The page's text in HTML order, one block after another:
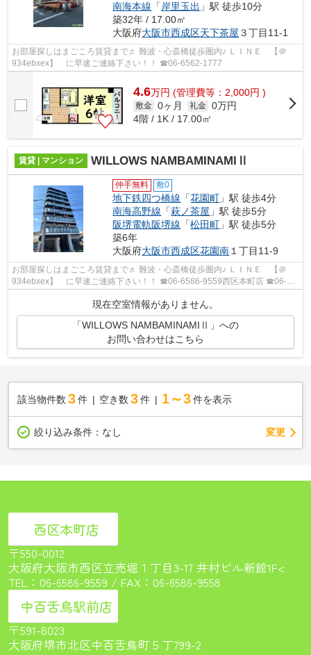
南海本線 「岸里玉出 」駅 徒歩10分
築32年 / 17.00㎡
大阪府大阪市西成区天下茶屋 ３丁目11-1
お部屋探しはまごころ賃貸まで♬ 難波・心斎橋徒歩圏内♪ ＬＩＮＥ 【＠
934ebxex】 に早速ご連絡下さい！！ ☎06-6562-1777
4.6万円 (管理費等：2,000円 )
敷金 0ヶ月 礼金 0万円
4階 / 1K / 17.00㎡
賃貸 | マンション WILLOWS NAMBAMINAMIⅡ
仲手無料 敷0
地下鉄四つ橋線 「花園町 」駅 徒歩4分
南海高野線 「萩ノ茶屋 」駅 徒歩5分
阪堺電軌阪堺線 「松田町 」駅 徒歩5分
築6年
大阪府大阪市西成区花園南１丁目11-9
お部屋探しはまごころ賃貸まで♬ 難波・心斎橋徒歩圏内♪ ＬＩＮＥ 【＠
934ebxex】 に早速ご連絡下さい！！ ☎06-6586-9559西区本町店 ☎06-
現在空室情報がありません。
「WILLOWS NAMBAMINAMIⅡ」への
お問い合わせはこちら
該当物件数 3件 空き数 3 件 1～3 件を表示
絞り込み条件： なし 変更
西区本町店
〒550-0012
大阪府大阪市西区立売堀１丁目3-17 井村ビル新館1F<
TEL： 06-6586-9559 / FAX：06-6586-9558
中百舌鳥駅前店
〒591-8023
大阪府堺市北区中百舌鳥町５丁799-2